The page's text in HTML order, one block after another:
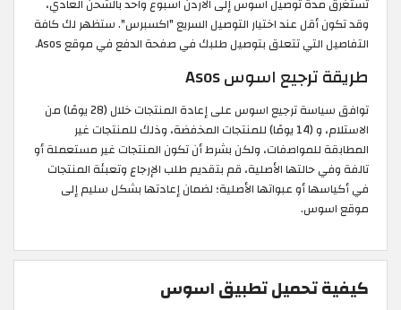
تستغرق مدة توصيل اسوس إلى الاردن اسبوع واحد بالشحن العادي،
وقد تكون أقل عند اختيار التوصيل السريع "اكسبرس". ستظهر لك كافة
التفاصيل التي تتعلق بتوصيل طلبك في صفحة الدفع في موقع Asos.
طريقة ترجيع اسوس Asos
توافق سياسة ترجيع اسوس على إعادة المنتجات خلال (28 يومًا) من
الاستلام، و (14 يومًا) للمنتجات المخفضة، وذلك للمنتجات غير
المطابقة للمواصفات، ولكن بشرط أن تكون المنتجات غير مستعملة أو
تالفة وفي حالتها الأصلية، قم بتقديم طلب الإرجاع وتعبئة المنتجات
في أكياسها أو عبواتها الأصلية؛ لضمان إعادتها بشكل سليم إلى
موقع اسوس.
كيفية تحميل تطبيق اسوس